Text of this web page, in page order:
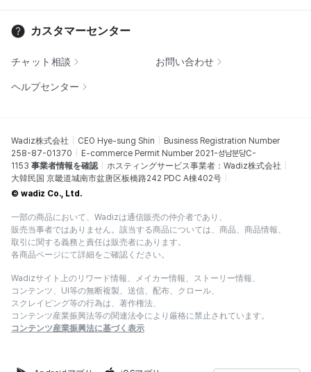
カスタマーセンター
チャット相談 お問い合わせ
ヘルプセンター
Wadiz株式会社 CEO Hye-sung Shin
Business Registration Number
258-87-01370
E-commerce Permit Number 2021-성남분당C-
1153 事業者情報を確認
ホスティングサービス事業者：Wadiz株式会社
大韓民国 京畿道城南市盆唐区板橋路242 PDC A棟402号
© wadiz Co., Ltd.
一部の商品において、Wadizは通信販売の仲介者であり、
販売当事者ではありません。該当する商品については、商品、商品情報、
取引に関する義務と責任は販売者にあります。
各商品ページにて詳細をご確認ください。
Wadizサイト上のリワード情報、メイカー情報、ストーリー情報、
コンテンツ、UI等の無断複製、送信、配布、クロール、
スクレイピング等の行為は、著作権法、
コンテンツ産業振興法等の関連法令により厳格に禁止されています。
コンテンツ産業振興法に基づく表示